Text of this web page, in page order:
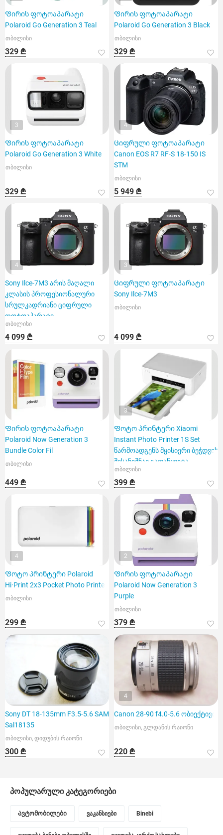
Ფირის ფოტოაპარატი
Polaroid Go Generation 3 Teal
თბილისი
329 ₾
Ფირის ფოტოაპარატი
Polaroid Go Generation 3 Black
თბილისი
329 ₾
3
Ფირის ფოტოაპარატი
Polaroid Go Generation 3 White
თბილისი
329 ₾
4
Ციფრული ფოტოაპარატი
Canon EOS R7 RF-S 18-150 IS
STM
თბილისი
5 949 ₾
4
Sony Ilce-7M3 არის მაღალი
კლასის პროფესიონალური
სრულკადრიანი ციფრული
ფოტოაპარატი
თბილისი
4 099 ₾
3
Ციფრული ფოტოაპარატი
Sony Ilce-7M3
თბილისი
4 099 ₾
Ფირის ფოტოაპარატი
Polaroid Now Generation 3
Bundle Color Fil
თბილისი
449 ₾
3
Ფოტო პრინტერი Xiaomi
Instant Photo Printer 1S Set
წარმოადგენს მყისიერი ბეჭდვის
შესანიშნავ გადაწყვეტა
თბილისი
399 ₾
4
Ფოტო პრინტერი Polaroid
Hi·Print 2x3 Pocket Photo Printer
თბილისი
299 ₾
2
Ფირის ფოტოაპარატი
Polaroid Now Generation 3
Purple
თბილისი
379 ₾
Sony DT 18-135mm F3.5-5.6 SAM
Sal18135
თბილისი, დიდუბის რაიონი
300 ₾
4
Canon 28-90 f4.0-5.6 ობიექტივი
თბილისი, გლდანის რაიონი
220 ₾
პოპულარული კატეგორიები
Ავტომობილები ვაკანსიები Binebi